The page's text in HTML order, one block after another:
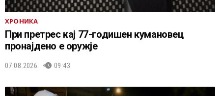
ХРОНИКА
При претрес кај 77-годишен кумановец
пронајдено е оружје
07.08.2026. 09:43